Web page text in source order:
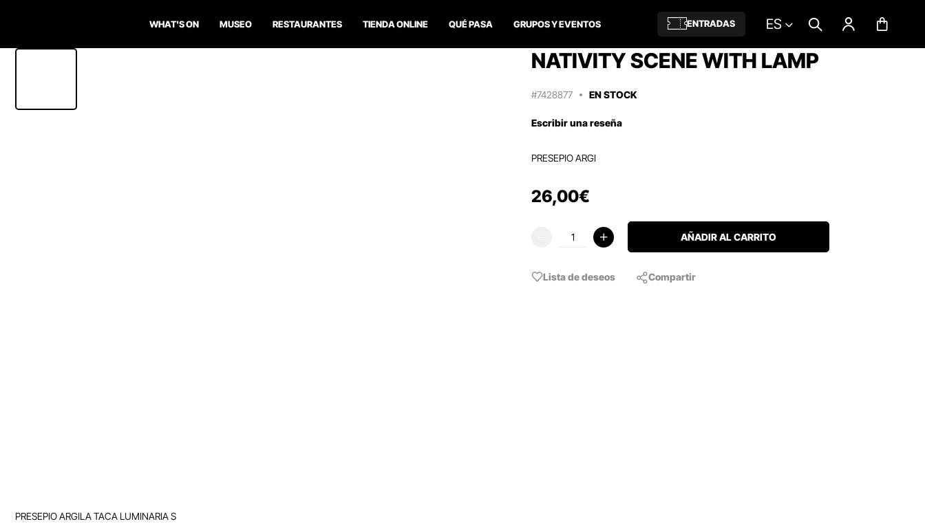
WHAT'S ON MUSEO RESTAURANTES TIENDA ONLINE QUÉ PASA GRUPOS Y EVENTOS ENTRADAS ES
NATIVITY SCENE WITH LAMP
#7428877 EN STOCK
Escribir una reseña
PRESEPIO ARGI
26,00€
AÑADIR AL CARRITO
Lista de deseos Compartir
PRESEPIO ARGILA TACA LUMINARIA S